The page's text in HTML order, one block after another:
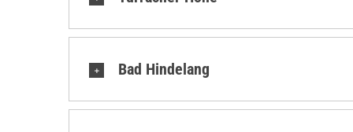
Bad Hindelang